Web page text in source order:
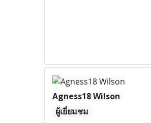
Agness18 Wilson
ผู้เยี่ยมชม